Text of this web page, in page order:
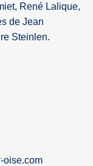
René Lalique,
de Jean
Steinlen.
oise.com